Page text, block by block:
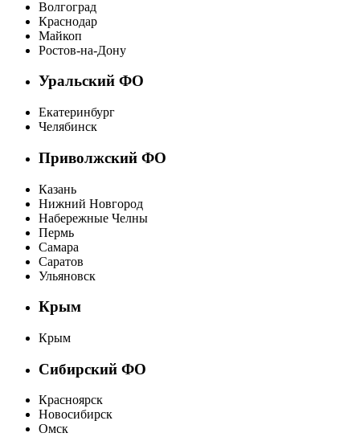
Волгоград
Краснодар
Майкоп
Ростов-на-Дону
Уральский ФО
Екатеринбург
Челябинск
Приволжский ФО
Казань
Нижний Новгород
Набережные Челны
Пермь
Самара
Саратов
Ульяновск
Крым
Крым
Сибирский ФО
Красноярск
Новосибирск
Омск